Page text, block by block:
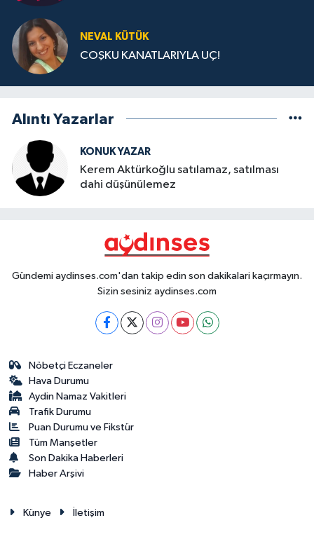
NEVAL KÜTÜK
COŞKU KANATLARIYLA UÇ!
Alıntı Yazarlar
KONUK YAZAR
Kerem Aktürkoğlu satılamaz, satılması
dahi düşünülemez
Gündemi aydinses.com'dan takip edin son dakikalari kaçırmayın.
Sizin sesiniz aydinses.com
Nöbetçi Eczaneler
Hava Durumu
Aydin Namaz Vakitleri
Trafik Durumu
Puan Durumu ve Fikstür
Tüm Manşetler
Son Dakika Haberleri
Haber Arşivi
Künye İletişim